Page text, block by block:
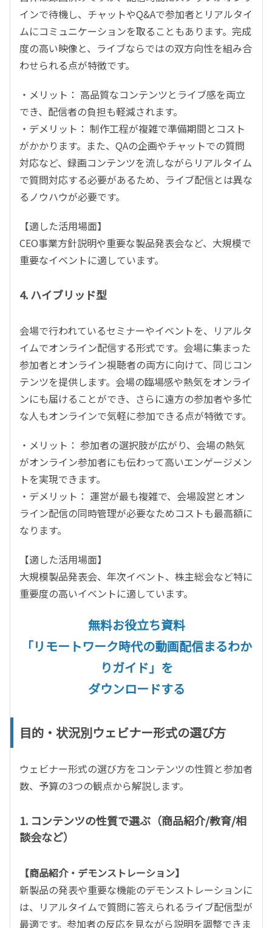
インで待機し、チャットやQ&Aで参加者とリアルタイ
ムにコミュニケーションを取ることもあります。完成
度の高い映像と、ライブならではの双方向性を組み合
わせられる点が特徴です。
・メリット： 高品質なコンテンツとライブ感を両立
でき、配信者の負担も軽減されます。
・デメリット： 制作工程が複雑で準備期間とコスト
がかかります。また、QAの企画やチャットでの質問
対応など、録画コンテンツを流しながらリアルタイム
で質問対応する必要があるため、ライブ配信とは異な
るノウハウが必要です。
【適した活用場面】
CEO事業方針説明や重要な製品発表会など、大規模で
重要なイベントに適しています。
4. ハイブリッド型
会場で行われているセミナーやイベントを、リアルタ
イムでオンライン配信する形式です。会場に集まった
参加者とオンライン視聴者の両方に向けて、同じコン
テンツを提供します。会場の臨場感や熱気をオンライ
ンにも届けることができ、さらに遠方の参加者や多忙
な人もオンラインで気軽に参加できる点が特徴です。
・メリット： 参加者の選択肢が広がり、会場の熱気
がオンライン参加者にも伝わって高いエンゲージメン
トを実現できます。
・デメリット： 運営が最も複雑で、会場設営とオン
ライン配信の同時管理が必要なためコストも最高額に
なります。
【適した活用場面】
大規模製品発表会、年次イベント、株主総会など特に
重要度の高いイベントに適しています。
無料お役立ち資料
「リモートワーク時代の動画配信まるわか
りガイド」を
ダウンロードする
目的・状況別ウェビナー形式の選び方
ウェビナー形式の選び方をコンテンツの性質と参加者
数、予算の3つの観点から解説します。
1. コンテンツの性質で選ぶ（商品紹介/教育/相
談会など）
【商品紹介・デモンストレーション】
新製品の発表や重要な機能のデモンストレーションに
は、リアルタイムで質問に答えられるライブ配信型が
最適です。参加者の反応を見ながら説明を調整できま